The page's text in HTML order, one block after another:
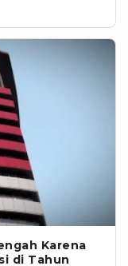
Karena
di Tahun